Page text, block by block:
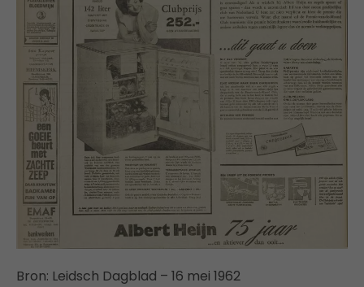
Bron: Leidsch Dagblad – 16 mei 1962